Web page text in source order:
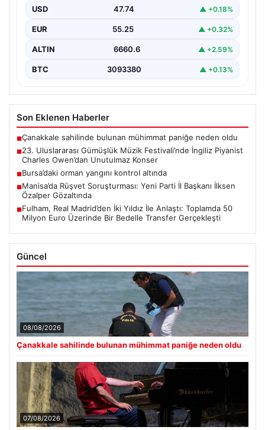
Bodrum’un eşsiz atmosferinde düzenlenen 23.
sanatseverleri büyülemeye…
USD 47.74 ▲ +0.18%
EUR 55.25 ▲ +0.32%
ALTIN 6660.6 ▲ +2.59%
BTC 3093380 ▲ +0.13%
Son Eklenen Haberler
■Çanakkale sahilinde bulunan mühimmat paniğe neden oldu
■23. Uluslararası Gümüşlük Müzik Festivali’nde İngiliz Piyanist
Charles Owen’dan Unutulmaz Konser
■Bursa’daki orman yangını kontrol altında
■Manisa’da Rüşvet Soruşturması: Yeni Parti İl Başkanı İlksen
Özalper Gözaltında
■Fulham, Real Madrid’den İki Yıldız İle Anlaştı: Toplamda 50
Milyon Euro Üzerinde Bir Bedelle Transfer Gerçekleşti
Güncel
08/08/2026
Çanakkale sahilinde bulunan mühimmat paniğe neden oldu
07/08/2026